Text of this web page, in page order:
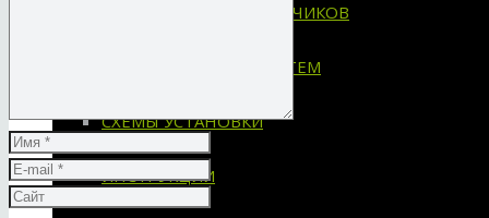
ПРИМЕНЯЕМОСТЬ ДАТЧИКОВ
ХАРАКТЕРИСТИКИ СИСТЕМ
СХЕМЫ УСТАНОВКИ
ИНСТРУКЦИИ